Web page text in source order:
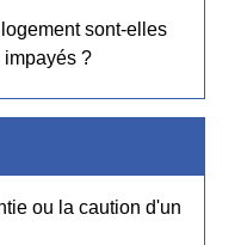
sont-elles
impayés ?
ou la caution d'un